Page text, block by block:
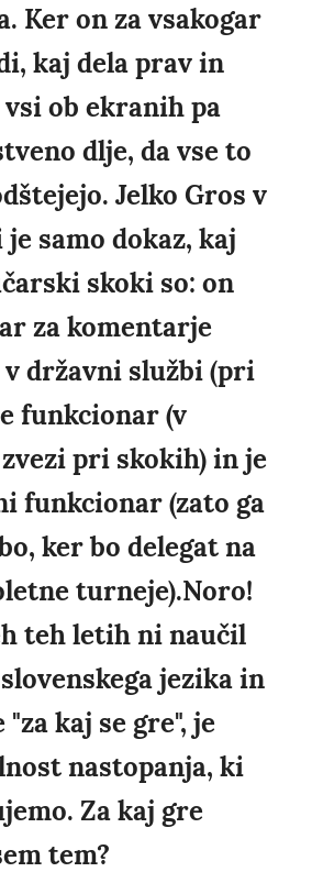
Ker on za vsakogar
kaj dela prav in
ob ekranih pa
dlje, da vse to
Jelko Gros v
samo dokaz, kaj
skoki so: on
za komentarje
v državni službi (pri
funkcionar (v
pri skokih) in je
funkcionar (zato ga
ker bo delegat na
turneje).Noro!
teh letih ni naučil
jezika in
kaj se gre", je
nastopanja, ki
Za kaj gre
tem?